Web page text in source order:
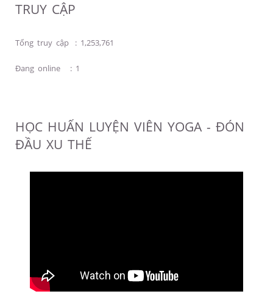
TRUY CẬP
Tổng truy cập : 1,253,761
Đang online : 1
HỌC HUẤN LUYỆN VIÊN YOGA - ĐÓN
ĐẦU XU THẾ